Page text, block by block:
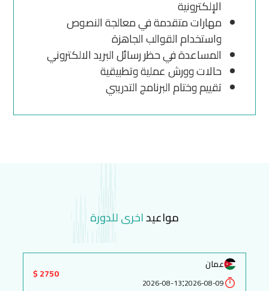
الإلكترونية
مهارات متقدمة في معالجة النصوص
واستخدام القوالب الجاهزة
المساعدة في حظر رسائل البريد الالكتروني
حالات وورش عملية وتطبيقية
تقييم وختام البرنامج التدريبي
مواعيداخرى للدورة
عمان
2026-08-09
:
2026-08-13
2750 $